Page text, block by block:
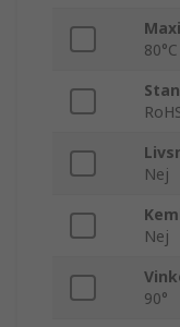
80°C
Nej
Nej
90°